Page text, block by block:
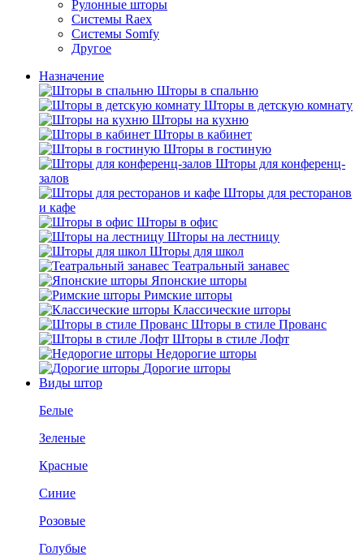
Рулонные шторы
Системы Raex
Системы Somfy
Другое
Назначение
Шторы в спальню
Шторы в детскую комнату
Шторы на кухню
Шторы в кабинет
Шторы в гостиную
Шторы для конференц-
залов
Шторы для ресторанов
и кафе
Шторы в офис
Шторы на лестницу
Шторы для школ
Театральный занавес
Японские шторы
Римские шторы
Классические шторы
Шторы в стиле Прованс
Шторы в стиле Лофт
Недорогие шторы
Дорогие шторы
Виды штор
Белые
Зеленые
Красные
Синие
Розовые
Голубые